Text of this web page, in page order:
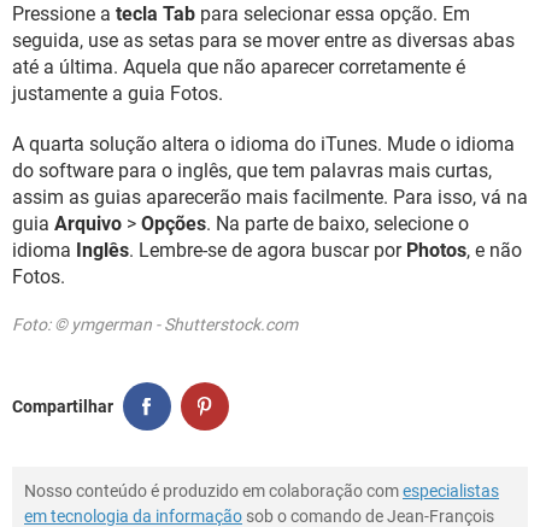
Pressione a tecla Tab para selecionar essa opção. Em
seguida, use as setas para se mover entre as diversas abas
até a última. Aquela que não aparecer corretamente é
justamente a guia Fotos.
A quarta solução altera o idioma do iTunes. Mude o idioma
do software para o inglês, que tem palavras mais curtas,
assim as guias aparecerão mais facilmente. Para isso, vá na
guia Arquivo > Opções. Na parte de baixo, selecione o
idioma Inglês. Lembre-se de agora buscar por Photos, e não
Fotos.
Foto: © ymgerman - Shutterstock.com
Compartilhar
Nosso conteúdo é produzido em colaboração comespecialistas
em tecnologia da informação sob o comando de Jean-François